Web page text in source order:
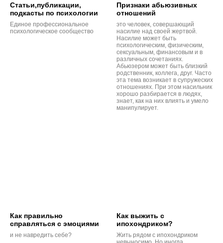
Cтатьи,публикации,
подкасты по психологии
Единое профессиональное
психологическое сообщество
Признаки абьюзивных
отношений
это человек, совершающий
насилие над своей жертвой.
Насилие может быть
психологическим, физическим,
сексуальным, финансовым и в
различных сочетаниях.
Абьюзером может быть близкий
родственник, коллега, друг. Часто
эта тема возникает в супружеских
отношениях. При этом насильник
хорошо разбирается в людях,
знает, как на них влиять и умело
манипулирует.
Как правильно
справляться с эмоциями
и не навредить себе?
Как выжить с
ипохондриком?
Жить рядом с ипохондриком